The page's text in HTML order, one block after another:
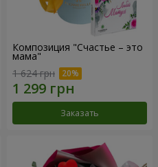
Композиция "Счастье – это
мама"
1 624 грн
Заказать